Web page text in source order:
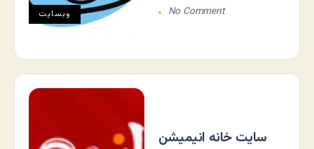
وبسایت
No Comment
سایت خانه انیمیشن